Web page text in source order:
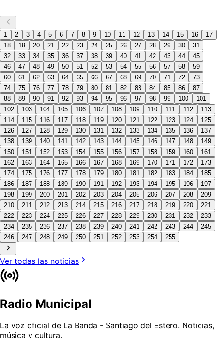
1 2 3 4 5 6 7 8 9 10 11 12 13 14 15 16
17
18
19 20 21 22 23 24 25 26 27 28 29 30
31
32
33 34 35 36 37 38 39 40 41 42 43 44
45
46
47 48 49 50 51 52 53 54 55 56 57 58
59
60
61 62 63 64 65 66 67 68 69 70 71 72
73
74
75 76 77 78 79 80 81 82 83 84 85 86
87
88
89 90 91 92 93 94 95 96 97 98 99 100
101
102
103 104 105 106 107 108 109 110 111 112
113
114
115 116 117 118 119 120 121 122 123 124
125
126
127 128 129 130 131 132 133 134 135 136
137
138
139 140 141 142 143 144 145 146 147 148
149
150
151 152 153 154 155 156 157 158 159 160
161
162
163 164 165 166 167 168 169 170 171 172
173
174
175 176 177 178 179 180 181 182 183 184
185
186
187 188 189 190 191 192 193 194 195 196
197
198
199 200 201 202 203 204 205 206 207 208
209
210
211 212 213 214 215 216 217 218 219 220
221
222
223 224 225 226 227 228 229 230 231 232
233
234
235 236 237 238 239 240 241 242 243 244
245
246
247 248 249 250 251 252 253 254 255
Ver todas las noticias
Radio Municipal
La voz oficial de La Banda - Santiago del Estero. Noticias,
música y cultura.